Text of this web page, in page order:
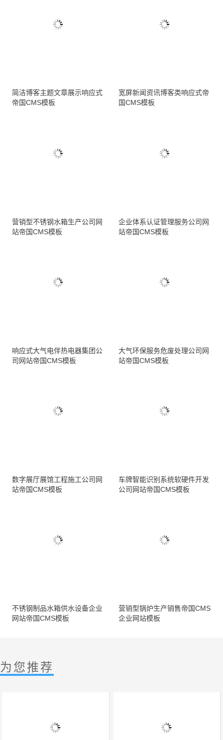
简洁博客主题文章展示响应式
帝国CMS模板
宽屏新闻资讯博客类响应式帝
国CMS模板
营销型不锈钢水箱生产公司网
站帝国CMS模板
企业体系认证管理服务公司网
站帝国CMS模板
响应式大气电伴热电器集团公
司网站帝国CMS模板
大气环保服务危废处理公司网
站帝国CMS模板
数字展厅展馆工程施工公司网
站帝国CMS模板
车牌智能识别系统软硬件开发
公司网站帝国CMS模板
不锈钢制品水箱供水设备企业
网站帝国CMS模板
营销型锅炉生产销售帝国CMS
企业网站模板
为您推荐